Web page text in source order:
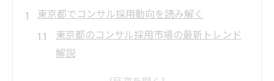
東京都でコンサル採用動向を読み解く
東京都のコンサル採用市場の最新トレンド
解説